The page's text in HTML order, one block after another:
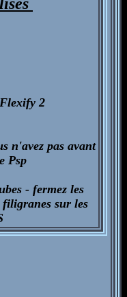
2
n'avez pas avant
Psp
- fermez les
sur les